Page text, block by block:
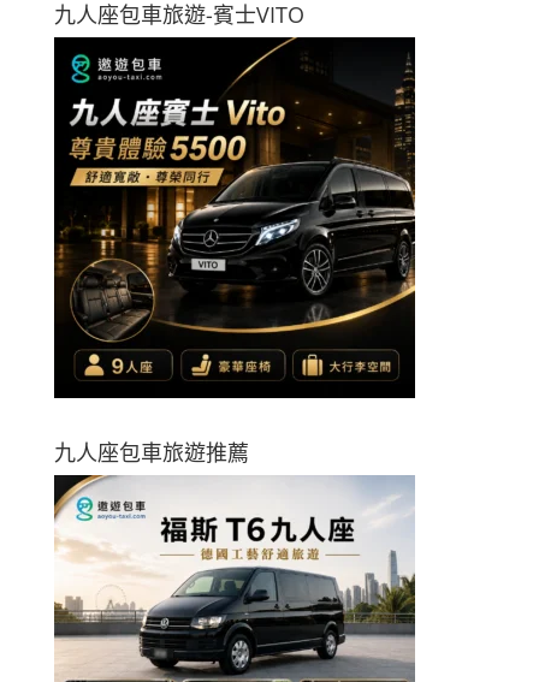
九人座包車旅遊-賓士VITO
九人座包車旅遊推薦